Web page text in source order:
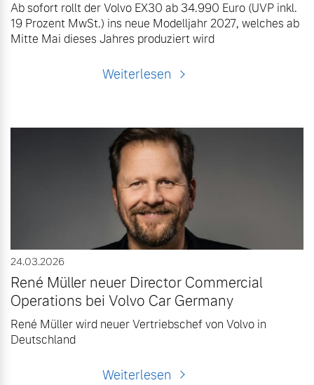
Ab sofort rollt der Volvo EX30 ab 34.990 Euro (UVP inkl.
19 Prozent MwSt.) ins neue Modelljahr 2027, welches ab
Mitte Mai dieses Jahres produziert wird
Weiterlesen
24.03.2026
René Müller neuer Director Commercial
Operations bei Volvo Car Germany
René Müller wird neuer Vertriebschef von Volvo in
Deutschland
Weiterlesen